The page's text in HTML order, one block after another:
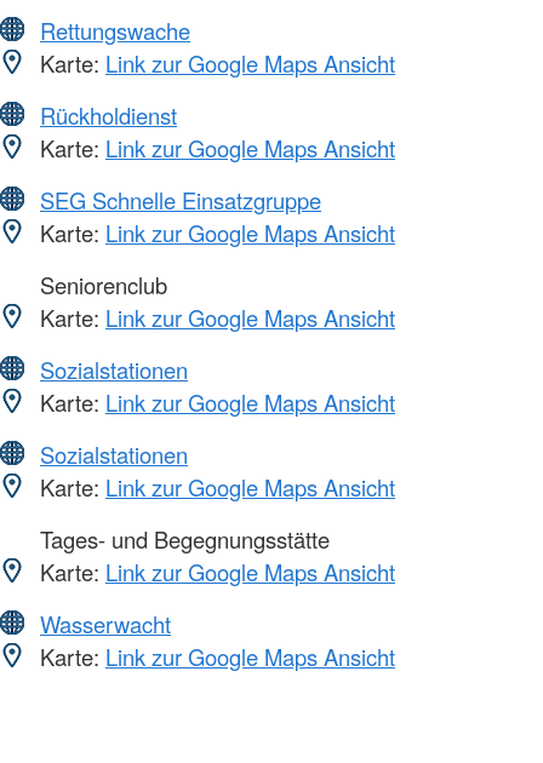
Rettungswache
Karte: Link zur Google Maps Ansicht
Rückholdienst
Karte: Link zur Google Maps Ansicht
SEG Schnelle Einsatzgruppe
Karte: Link zur Google Maps Ansicht
Seniorenclub
Karte: Link zur Google Maps Ansicht
Sozialstationen
Karte: Link zur Google Maps Ansicht
Sozialstationen
Karte: Link zur Google Maps Ansicht
Tages- und Begegnungsstätte
Karte: Link zur Google Maps Ansicht
Wasserwacht
Karte: Link zur Google Maps Ansicht